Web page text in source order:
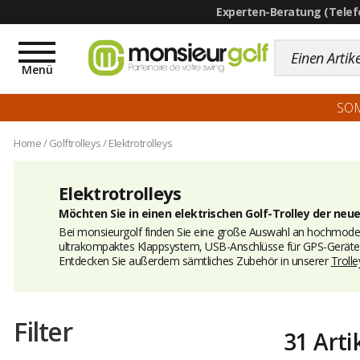
Toggle
navigation
Menü
Home/ Golftrolleys/Elektrotrolleys
Elektrotrolleys
Möchten Sie in einen elektrischen Golf-Trolley der
Bei monsieurgolf finden Sie eine große Auswahl an
ultrakompaktes Klappsystem, USB-Anschlüsse für GPS-
Entdecken Sie außerdem sämtliches Zubehör in unserer
Filter 31